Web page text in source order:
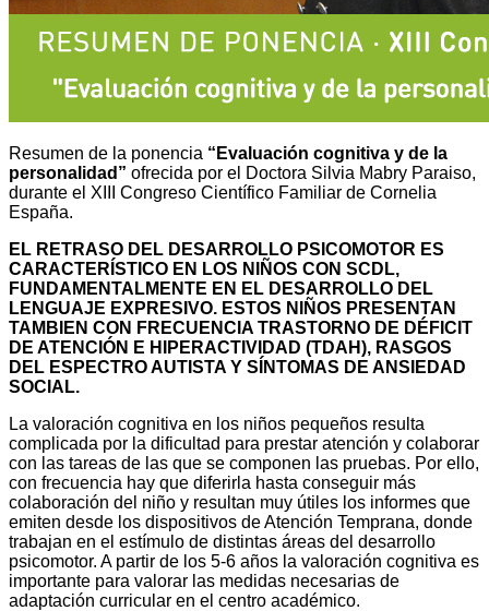
Resumen de la ponencia “Evaluación cognitiva y de la
personalidad” ofrecida por el Doctora Silvia Mabry Paraiso,
durante el XIII Congreso Científico Familiar de Cornelia
España.
EL RETRASO DEL DESARROLLO PSICOMOTOR ES
CARACTERÍSTICO EN LOS NIÑOS CON SCDL,
FUNDAMENTALMENTE EN EL DESARROLLO DEL
LENGUAJE EXPRESIVO. ESTOS NIÑOS PRESENTAN
TAMBIEN CON FRECUENCIA TRASTORNO DE DÉFICIT
DE ATENCIÓN E HIPERACTIVIDAD (TDAH), RASGOS
DEL ESPECTRO AUTISTA Y SÍNTOMAS DE ANSIEDAD
SOCIAL.
La valoración cognitiva en los niños pequeños resulta
complicada por la dificultad para prestar atención y colaborar
con las tareas de las que se componen las pruebas. Por ello,
con frecuencia hay que diferirla hasta conseguir más
colaboración del niño y resultan muy útiles los informes que
emiten desde los dispositivos de Atención Temprana, donde
trabajan en el estímulo de distintas áreas del desarrollo
psicomotor. A partir de los 5-6 años la valoración cognitiva es
importante para valorar las medidas necesarias de
adaptación curricular en el centro académico.